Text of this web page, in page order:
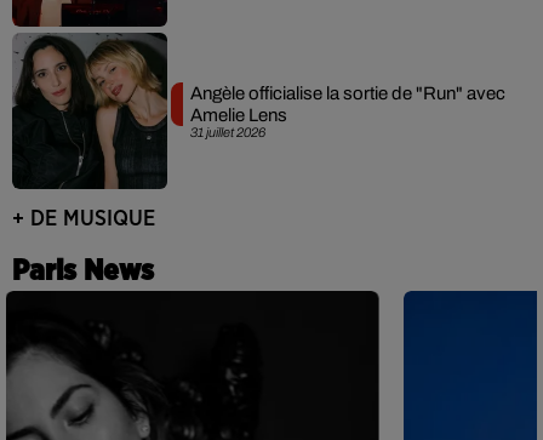
31 juillet 2026
Angèle officialise la sortie de "Run" avec
Amelie Lens
+ DE MUSIQUE
Paris News